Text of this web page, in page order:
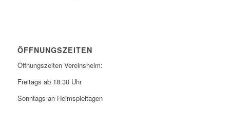
ÖFFNUNGSZEITEN
Öffnungszeiten Vereinsheim:
Freitags ab 18:30 Uhr
Sonntags an Heimspieltagen